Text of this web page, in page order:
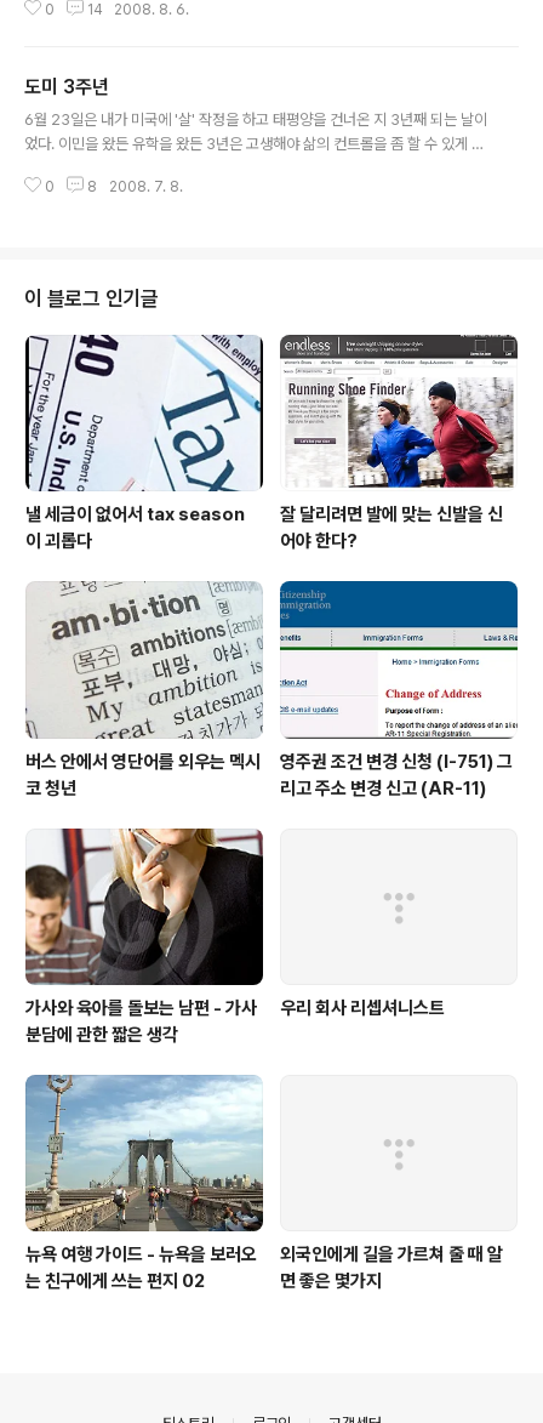
는 급여가 수입으로 인정이 되었는지 마지막 순간에 입주허가가 나왔고, 거의
반응을 했는데 이해를 못하는 것은 아니지만 솔직히 기분이 좀 상하기도 했습니
다. 그 친구들의 말은 결혼도 했고 2세 계획도 해야 하고 제 수입도 불안정하니
리스크가 덜한 뉴저지 쪽에 계속 머물라는 것이었습니다. 그렇지만 저는 risk t
0 14 2008. 8. 6.
도미 3주년
6월 23일은 내가 미국에 '살' 작정을 하고 태평양을 건너온 지 3년째 되는 날이
었다. 이민을 왔든 유학을 왔든 3년은 고생해야 삶의 컨트롤을 좀 할 수 있게 된
내 손으로 꾸리게 되겠거니 하고 뒤돌아보지 않고 살았다. 그러면서도 미국에서
부하러 온 것은 하늘과 땅의 차이였다. 얼마나 삽질을 많이 했는지 모른다. 영어
도 깐에는 좀 한다고 자신 있었는데 그 잘난 자존심은 산산조각이 나서 abc부
터 다시..
0 8 2008. 7. 8.
이 블로그 인기글
낼 세금이 없어서 tax season
이 괴롭다
잘 달리려면 발에 맞는 신발을 신
어야 한다?
버스 안에서 영단어를 외우는 멕시
코 청년
영주권 조건 변경 신청 (I-751) 그
리고 주소 변경 신고 (AR-11)
가사와 육아를 돌보는 남편 - 가사
분담에 관한 짧은 생각
우리 회사 리셉셔니스트
뉴욕 여행 가이드 - 뉴욕을 보러오
는 친구에게 쓰는 편지 02
외국인에게 길을 가르쳐 줄 때 알
면 좋은 몇가지